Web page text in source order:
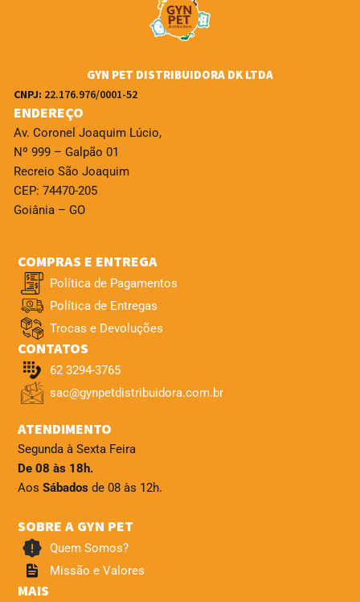
GYN PET DISTRIBUIDORA DK LTDA
CNPJ: 22.176.976/0001-52
ENDEREÇO
Av. Coronel Joaquim Lúcio,
Nº 999 – Galpão 01
Recreio São Joaquim
CEP: 74470-205
Goiânia – GO
COMPRAS E ENTREGA
Política de Pagamentos
Política de Entregas
Trocas e Devoluções
CONTATOS
62 3294-3765
sac@gynpetdistribuidora.com.br
ATENDIMENTO
Segunda à Sexta Feira
De 08 às 18h.
Aos Sábados de 08 às 12h.
SOBRE A GYN PET
Quem Somos?
Missão e Valores
MAIS